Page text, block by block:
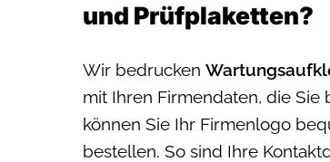
und Prüfplaketten?
Wir bedrucken
mit Ihren Firmendaten, die
können Sie Ihr Firmenlogo
bestellen. So sind Ihre